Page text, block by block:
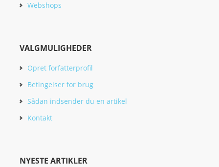
Webshops
VALGMULIGHEDER
Opret forfatterprofil
Betingelser for brug
Sådan indsender du en artikel
Kontakt
NYESTE ARTIKLER